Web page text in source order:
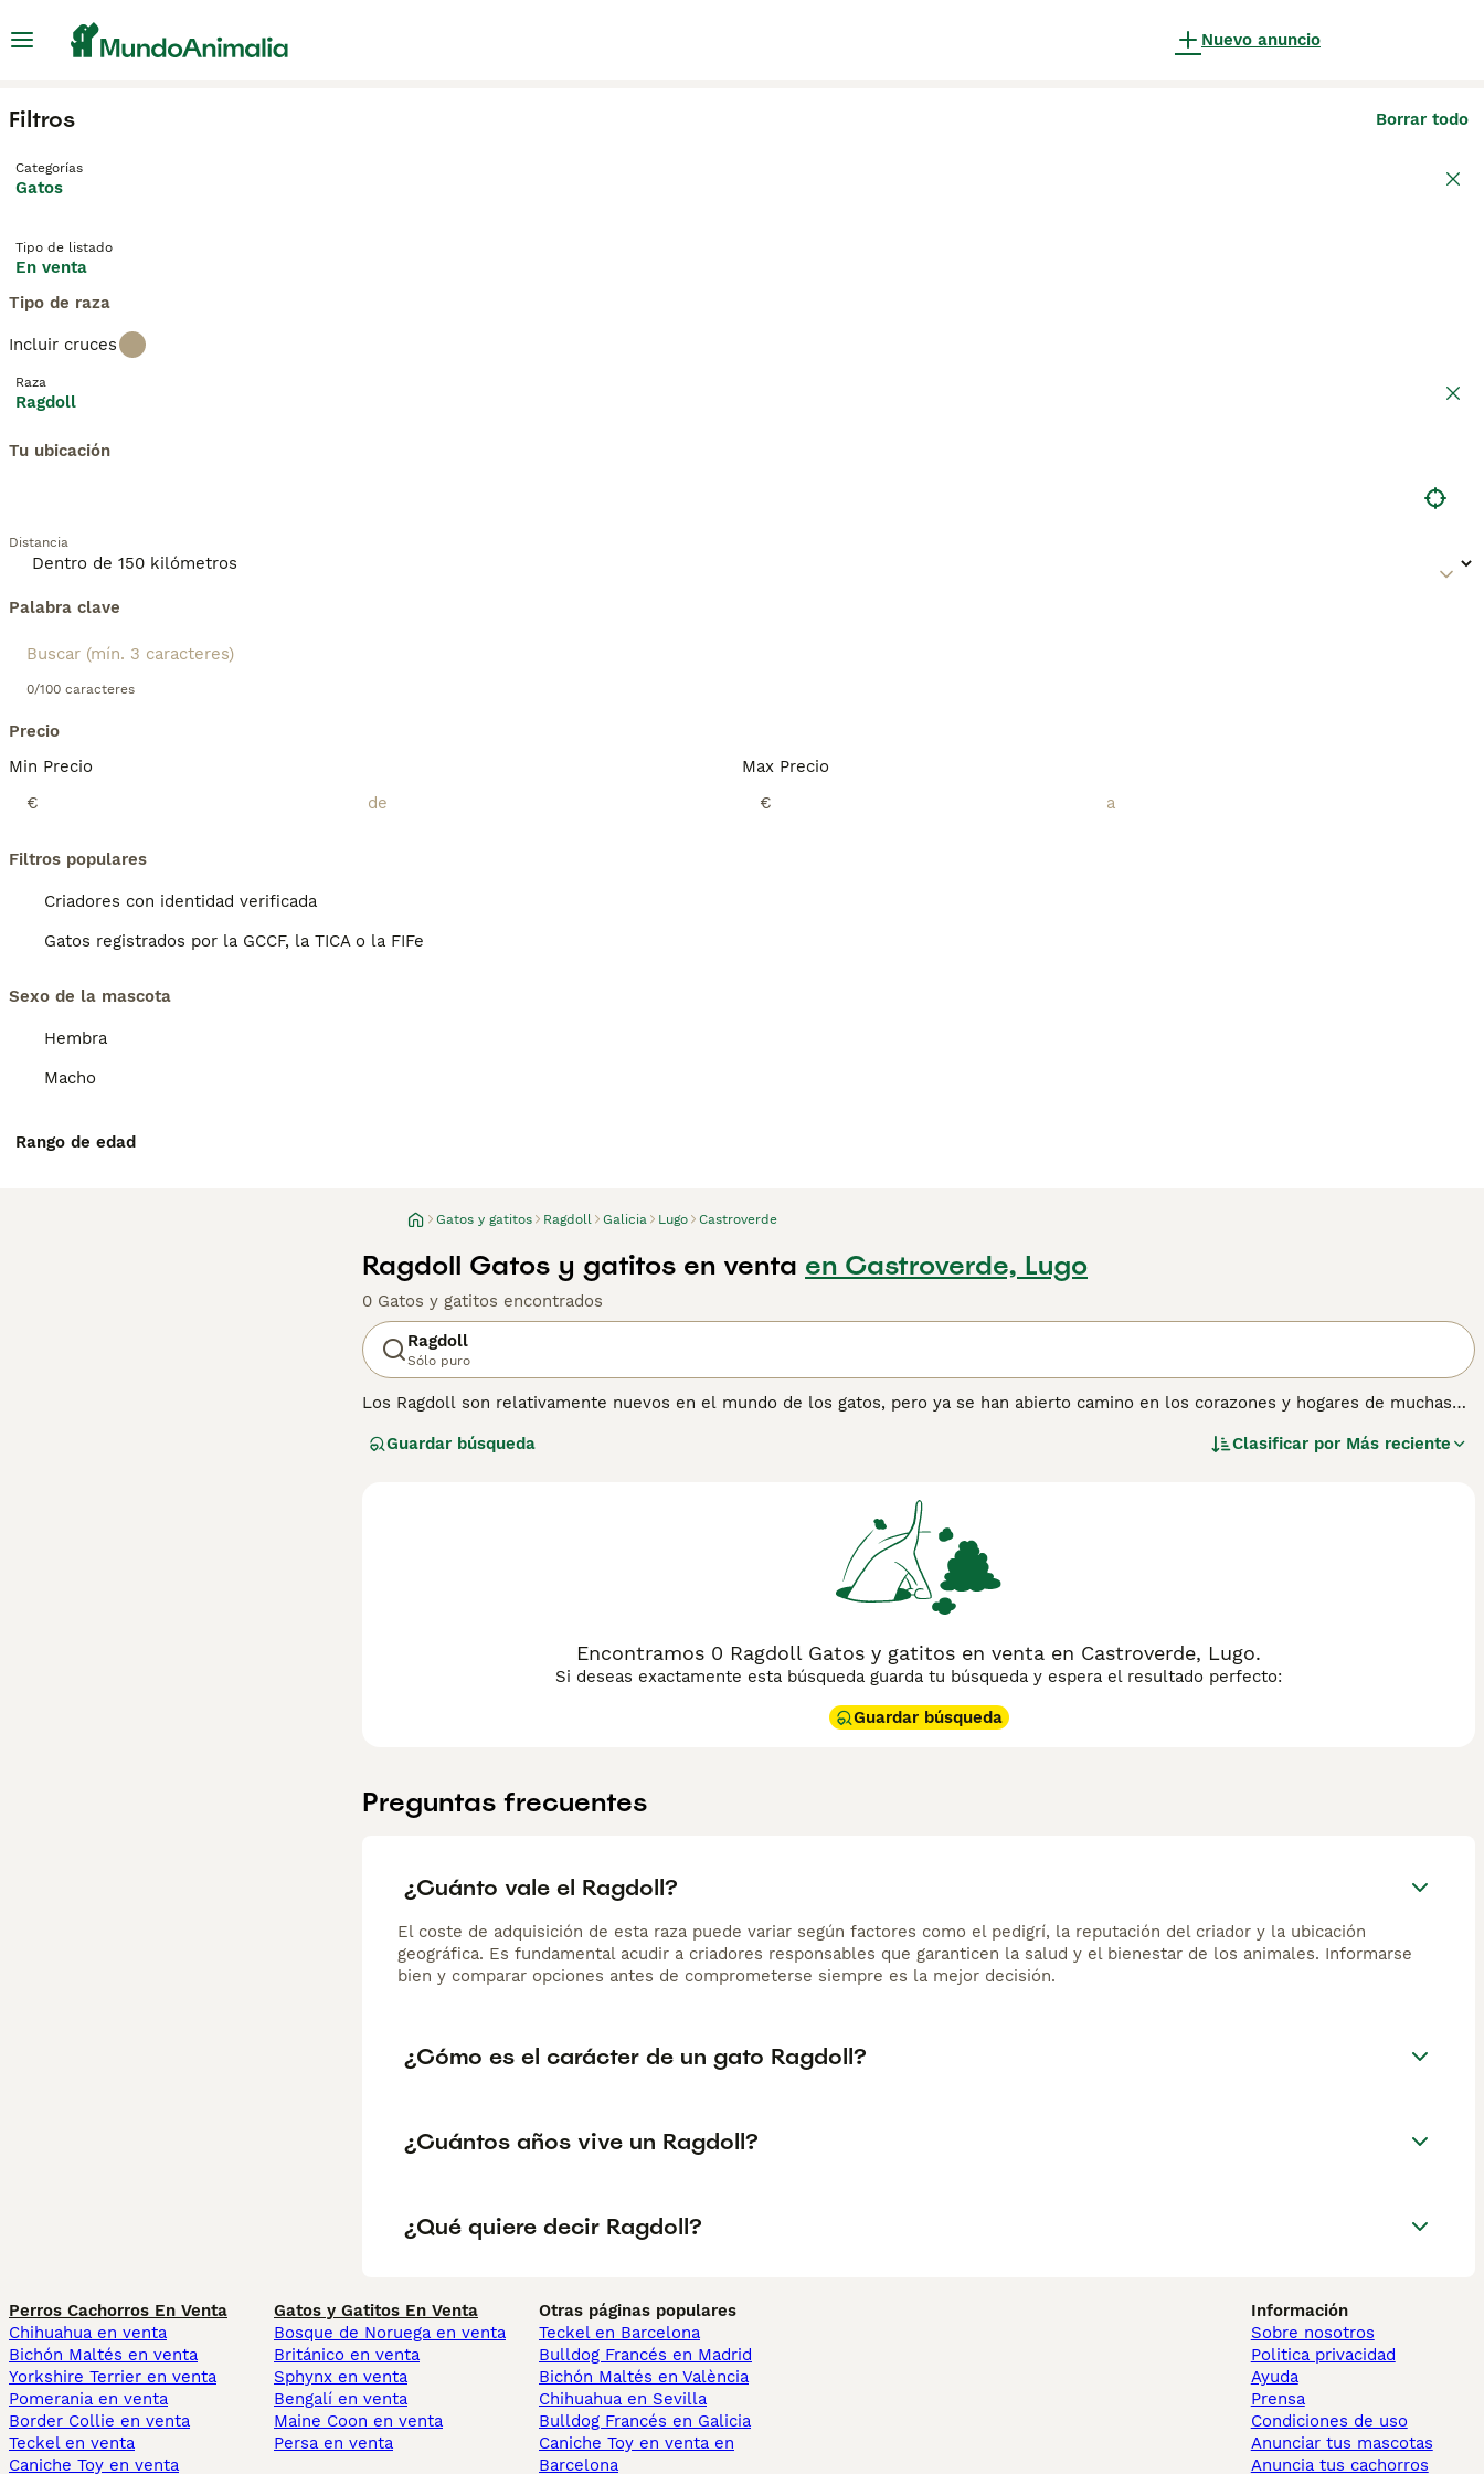
Nuevo anuncio
Filtros Borrar todo
Categorías
Gatos
Tipo de listado
En venta
Tipo de raza
Incluir cruces
Raza
Ragdoll
Tu ubicación
Distancia
Palabra clave
0/100 caracteres
Precio
Min Precio
€
Max Precio
€
Filtros populares
Criadores con identidad verificada
Gatos registrados por la GCCF, la TICA o la FIFe
Sexo de la mascota
Hembra
Macho
Rango de edad
Gatos y gatitos Ragdoll Galicia Lugo Castroverde
Ragdoll Gatos y gatitos en venta en Castroverde, Lugo
0 Gatos y gatitos encontrados
Ragdoll
Sólo puro
Los Ragdoll son relativamente nuevos en el mundo de los gatos, pero ya se han abierto camino en los corazones y hogares de muchas
cuentan con un cabello semi-largo y hermosos ojos azules. Estos adorables gatos son conocidos por ser muy relajados y tranquilos, lo
para obtener información sobre esta raza de gato.
Guardar búsqueda Clasificar por Más reciente
Encontramos 0 Ragdoll Gatos y gatitos en venta en Castroverde, Lugo.
Si deseas exactamente esta búsqueda guarda tu búsqueda y espera el resultado perfecto:
Guardar búsqueda
Preguntas frecuentes
¿Cuánto vale el Ragdoll?
El coste de adquisición de esta raza puede variar según factores como el pedigrí, la reputación del criador y la ubicación
geográfica. Es fundamental acudir a criadores responsables que garanticen la salud y el bienestar de los animales. Informarse
bien y comparar opciones antes de comprometerse siempre es la mejor decisión.
¿Cómo es el carácter de un gato Ragdoll?
¿Cuántos años vive un Ragdoll?
¿Qué quiere decir Ragdoll?
Perros Cachorros En Venta
Chihuahua en venta
Bichón Maltés en venta
Yorkshire Terrier en venta
Pomerania en venta
Border Collie en venta
Teckel en venta
Caniche Toy en venta
Gatos y Gatitos En Venta
Bosque de Noruega en venta
Británico en venta
Sphynx en venta
Bengalí en venta
Maine Coon en venta
Persa en venta
Otras páginas populares
Teckel en Barcelona
Bulldog Francés en Madrid
Bichón Maltés en València
Chihuahua en Sevilla
Bulldog Francés en Galicia
Caniche Toy en venta en
Barcelona
Información
Sobre nosotros
Politica privacidad
Ayuda
Prensa
Condiciones de uso
Anunciar tus mascotas
Anuncia tus cachorros